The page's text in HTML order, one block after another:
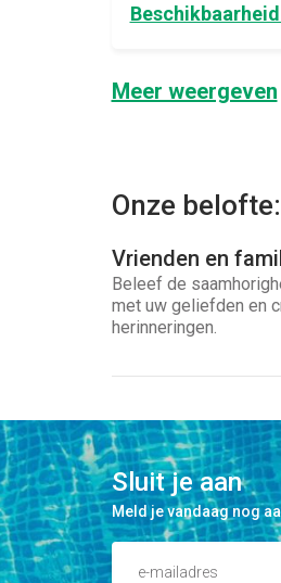
Meer weergeven
Onze
Vrienden en
Beleef de
met uw geliefden en
herinneringen.
Sluit je aan
Meld je vandaag nog